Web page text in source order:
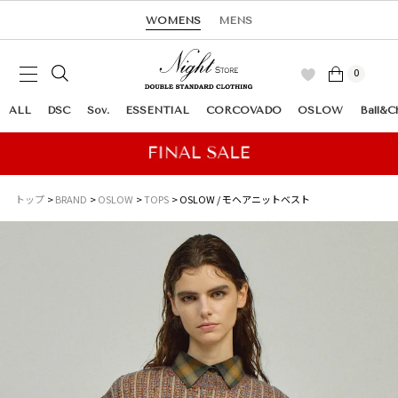
WOMENS MENS
0
ALL DSC Sov. ESSENTIAL CORCOVADO OSLOW
トップ BRAND OSLOW TOPS OSLOW / モヘアニットベスト